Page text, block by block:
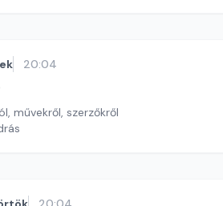
20:04
művekről, szerzőkről